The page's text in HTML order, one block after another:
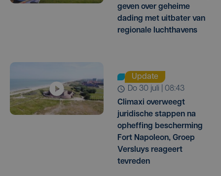
geven over geheime
dading met uitbater van
regionale luchthavens
Update
do 30 juli | 08:43
Climaxi overweegt
juridische stappen na
opheffing bescherming
Fort Napoleon, Groep
Versluys reageert
tevreden